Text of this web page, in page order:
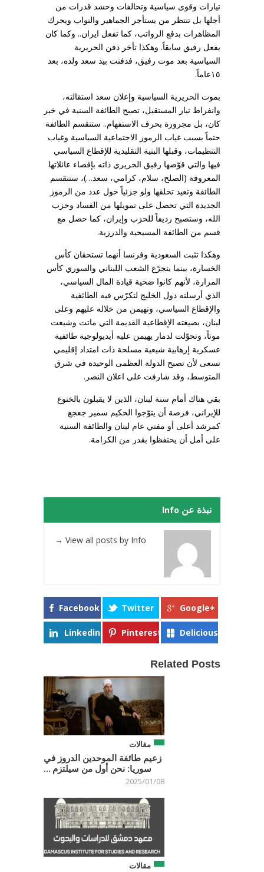
تيارات وقوى سياسية وتحالفات وحشد قدرات من
أجلها بل تنتظر من يستأجر الجماهير والنواب ويحرك
المظاهرات بدفع الرواتب، كما تفعل ايران.. وكما كان
يفعل رفيق سابقاً. وهكذا تأخر دفن الحريرية
السياسية بعد موت رفيق، فدفنت بيد سعد ولده، بعد
١٥عاماً.
بموت الحريرية السياسية وإعلان سعد استقالته،
وانفراط تيار المستقبل، تصبح الطائفة السنية في خبر
كان، بل مجرورة بحرف الاستفهام.. ستنقسم الطائفة
حتماً بسبب غياب الرموز الاجتماعية السياسية وغياب
التنظيمات، وقبلها البنية التقليدية للإقطاع السياسي
فيها والتي قوّضها رفيق الحريري ذاته بإقصاء عائلاتها
المعروفة (الصلح، سلام، كرامي، سعد…)، ستنقسم
الطائفة وتعيد تحلقها ولو جزئياً حول عدد من الرموز
الجديدة التي تحصل على تمويلها من الفساد وحزب
الله، وستصبح رديفاً للحزب وإيران، كما حصل مع
قسم من الطائفة المسيحية والدرزية.
وهكذا تثبت السعودية وفرنسا أنهما تستحقان كأس
الخسارة، بينما يتجرّع الشعب اللبناني والسوري كأس
المرارة، لأنهم كانوا ضحية قيادة المال السياسي،
الذي أرسلته دول الخليج لتكرّس فيه الطائفية
والإقطاع السياسي، وتهيمن من خلاله عليهم وعلى
لبنان، بصيغته الإقطاعية القديمة التي ماتت وشبعت
موتاً، وتحوّلت لدمار يهيمن عليه أيديولوجية طائفية
عسكرية إرهابية شيعية مسلحة ذات امتداد إقليمي
تسعى لأن تصبح الدولة العظمى الوحيدة في شرق
المتوسط، وقد شارفت على اعلان النصر.
بقي هناك أمام سنة لبنان، الذين لا يقبلون بالخنوع
للإيراني، فرصة أن يتوّجوا الحكيم سمير جعجع
كمرشد أعلى أو مفتي عام لبنان والطائفة السنية
على أمل أن يحتفظوا بقدر من الكرامة.
نبذة عن Info
View all posts by Info
→
Facebook Twitter Google+
Linkedin Pinterest Delicious
Related Posts
مقالات
زعيم طائفة الموحدين الدروز في
سوريا: نحن أول من سيلتزم ...
2025/01/08
مقالات